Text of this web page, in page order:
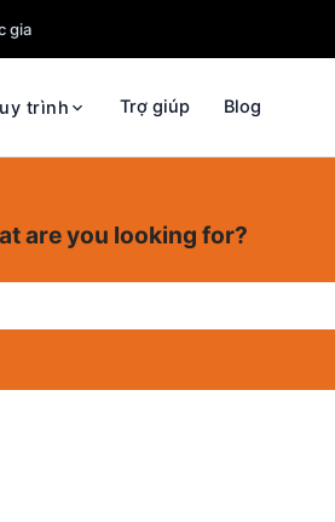
gia
trình Trợ giúp Blog
are you looking for?